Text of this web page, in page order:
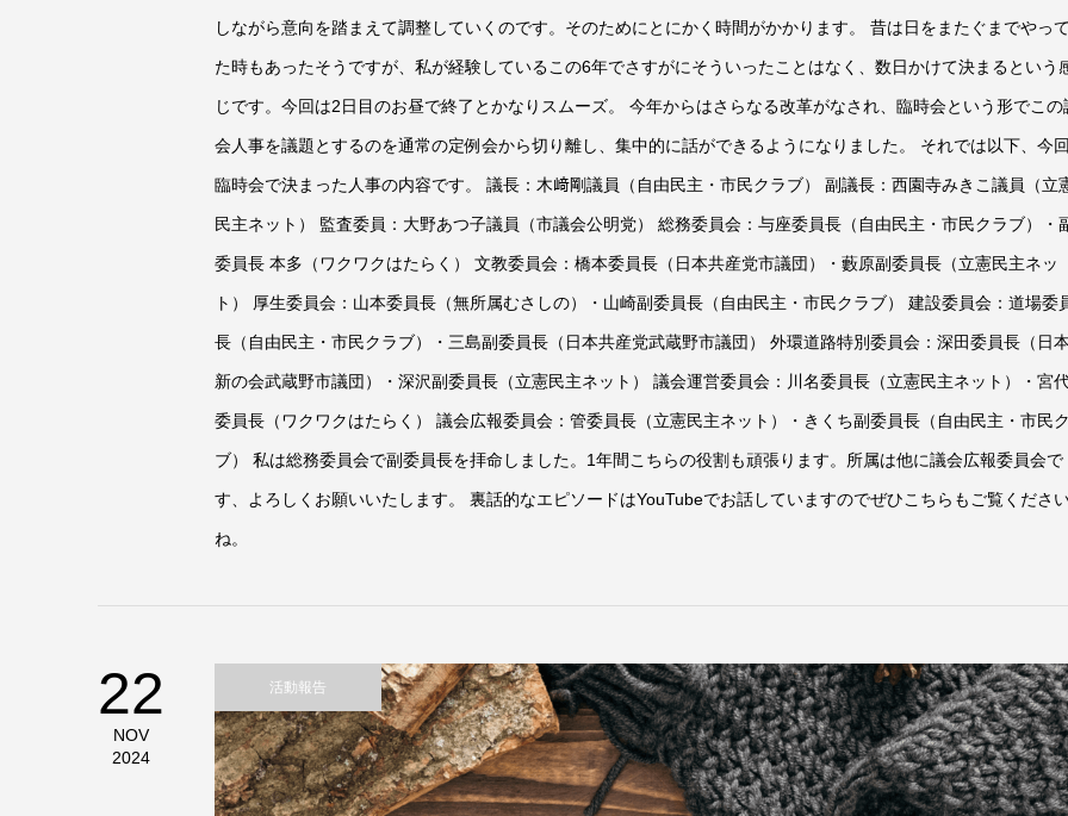
しながら意向を踏まえて調整していくのです。そのためにとにかく時間がかかります。 昔は日をまたぐまでやっ
た時もあったそうですが、私が経験しているこの6年でさすがにそういったことはなく、数日かけて決まるという
じです。今回は2日目のお昼で終了とかなりスムーズ。 今年からはさらなる改革がなされ、臨時会という形でこの
会人事を議題とするのを通常の定例会から切り離し、集中的に話ができるようになりました。 それでは以下、今
臨時会で決まった人事の内容です。 議長：木﨑剛議員（自由民主・市民クラブ） 副議長：西園寺みきこ議員（立
民主ネット） 監査委員：大野あつ子議員（市議会公明党） 総務委員会：与座委員長（自由民主・市民クラブ）・
委員長 本多（ワクワクはたらく） 文教委員会：橋本委員長（日本共産党市議団）・藪原副委員長（立憲民主ネッ
ト） 厚生委員会：山本委員長（無所属むさしの）・山崎副委員長（自由民主・市民クラブ） 建設委員会：道場委
長（自由民主・市民クラブ）・三島副委員長（日本共産党武蔵野市議団） 外環道路特別委員会：深田委員長（日
新の会武蔵野市議団）・深沢副委員長（立憲民主ネット） 議会運営委員会：川名委員長（立憲民主ネット）・宮
委員長（ワクワクはたらく） 議会広報委員会：管委員長（立憲民主ネット）・きくち副委員長（自由民主・市民
ブ） 私は総務委員会で副委員長を拝命しました。1年間こちらの役割も頑張ります。所属は他に議会広報委員会で
す、よろしくお願いいたします。 裏話的なエピソードはYouTubeでお話していますのでぜひこちらもご覧くださ
ね。
22
NOV
2024
活動報告